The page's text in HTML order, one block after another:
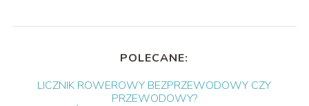
POLECANE:
LICZNIK ROWEROWY BEZPRZEWODOWY CZY
PRZEWODOWY?